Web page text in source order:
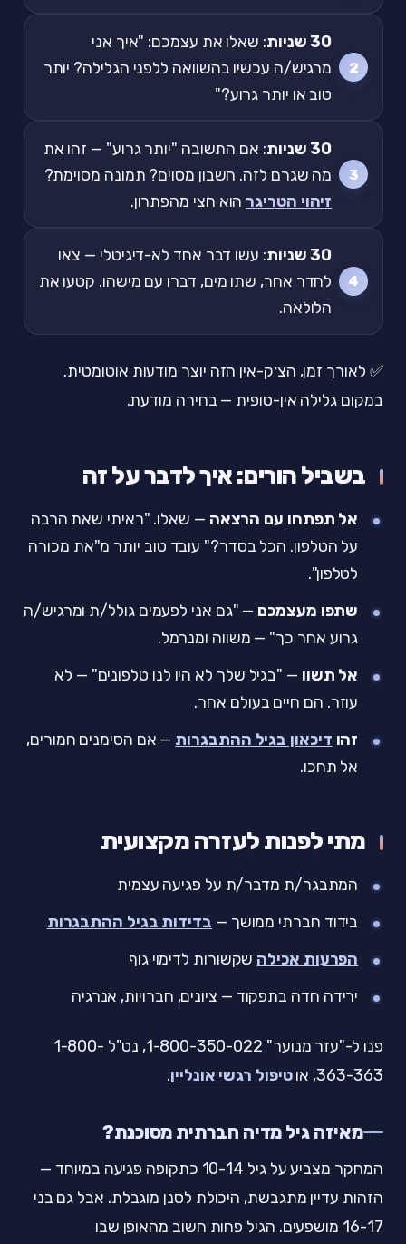
30 שניות
: שאלו את עצמכם: "איך אני
מרגיש/ה עכשיו בהשוואה ללפני הגלילה? יותר
טוב או יותר גרוע?"
30 שניות
: אם התשובה "יותר גרוע" — זהו את
מה שגרם לזה. חשבון מסוים? תמונה מסוימת?
זיהוי הטריגר הוא חצי מהפתרון.
30 שניות
: עשו דבר אחד לא-דיגיטלי — צאו
לחדר אחר, שתו מים, דברו עם מישהו. קטעו את
הלולאה.
✅ לאורך זמן, הצ׳ק-אין הזה יוצר מודעות אוטומטית.
במקום גלילה אין-סופית — בחירה מודעת.
בשביל הורים: איך לדבר על זה
אל תפתחו עם הרצאה — שאלו. "ראיתי שאת הרבה
על הטלפון. הכל בסדר?" עובד טוב יותר מ"את מכורה
לטלפון".
שתפו מעצמכם — "גם אני לפעמים גולל/ת ומרגיש/ה
גרוע אחר כך" — משווה ומנרמל.
אל תשוו — "בגיל שלך לא היו לנו טלפונים" — לא
עוזר. הם חיים בעולם אחר.
זהו דיכאון בגיל ההתבגרות — אם הסימנים חמורים,
אל תחכו.
מתי לפנות לעזרה מקצועית
המתבגר/ת מדבר/ת על פגיעה עצמית
בידוד חברתי ממושך — בדידות בגיל ההתבגרות
הפרעות אכילה שקשורות לדימוי גוף
ירידה חדה בתפקוד — ציונים, חברויות, אנרגיה
פנו ל-"עזר מנוער" 1-800-350-022, נט"ל 1-800-
363-363, או
טיפול רגשי אונליין.
מאיזה גיל מדיה חברתית מסוכנת?
המחקר מצביע על גיל 10-14 כתקופה פגיעה במיוחד —
הזהות עדיין מתגבשת, היכולת לסנן מוגבלת. אבל גם בני
16-17 מושפעים. הגיל פחות חשוב מהאופן שבו